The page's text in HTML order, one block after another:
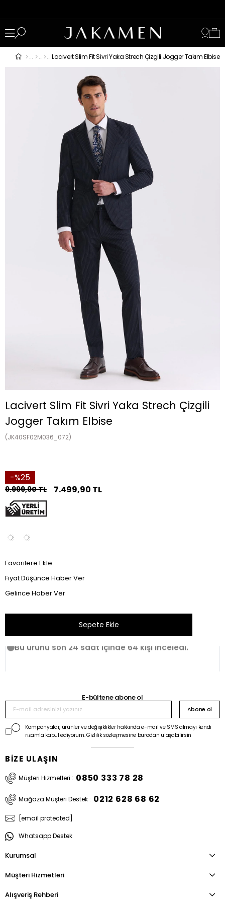
Lacivert Slim Fit Sivri Yaka Strech Çizgili Jogger Takım Elbise
Lacivert Slim Fit Sivri Yaka Strech Çizgili
Jogger Takım Elbise
(JK40SF02M036_072)
25
9.999,90 TL 7.499,90 TL
Favorilere Ekle
Fiyat Düşünce Haber Ver
Gelince Haber Ver
Bu ürünü son 24 saat içinde 64 kişi inceledi.
E-bültene abone ol
Abone ol
Kampanyalar, ürünler ve değişiklikler hakkında e-mail ve SMS almayı kendi
rızamla kabul ediyorum. Gizlilik sözleşmesine buradan ulaşabilirsin
BİZE ULAŞIN
Müşteri Hizmetleri : 0850 333 78 28
Mağaza Müşteri Destek : 0212 628 68 62
[email protected]
Whatsapp Destek
Kurumsal
Müşteri Hizmetleri
Alışveriş Rehberi